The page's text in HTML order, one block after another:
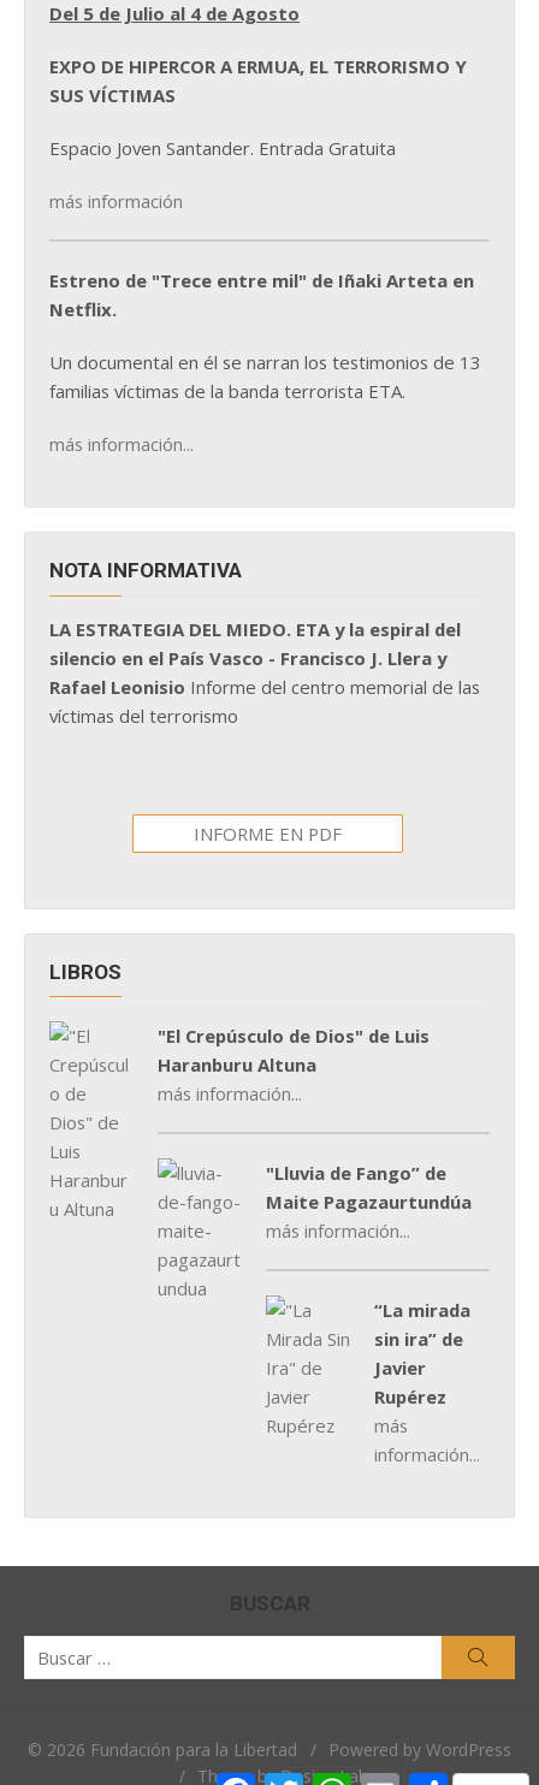
Del 5 de Julio al 4 de Agosto
EXPO DE HIPERCOR A ERMUA, EL TERRORISMO Y
SUS VÍCTIMAS
Espacio Joven Santander. Entrada Gratuita
más información
Estreno de "Trece entre mil" de Iñaki Arteta en
Netflix.
Un documental en él se narran los testimonios de 13
familias víctimas de la banda terrorista ETA.
más información...
NOTA INFORMATIVA
LA ESTRATEGIA DEL MIEDO. ETA y la espiral del
silencio en el País Vasco - Francisco J. Llera y
Rafael Leonisio Informe del centro memorial de las
víctimas del terrorismo
INFORME EN PDF
LIBROS
"El Crepúsculo de Dios" de Luis
Haranburu Altuna
más información...
"Lluvia de Fango” de
Maite Pagazaurtundúa
más información...
“La mirada
sin ira” de
Javier
Rupérez
más
información...
BUSCAR
© 2026 Fundación para la Libertad /
Powered by WordPress
/ Theme by Design Lab